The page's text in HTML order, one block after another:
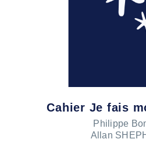
Cahier Je fais
Philippe
Allan